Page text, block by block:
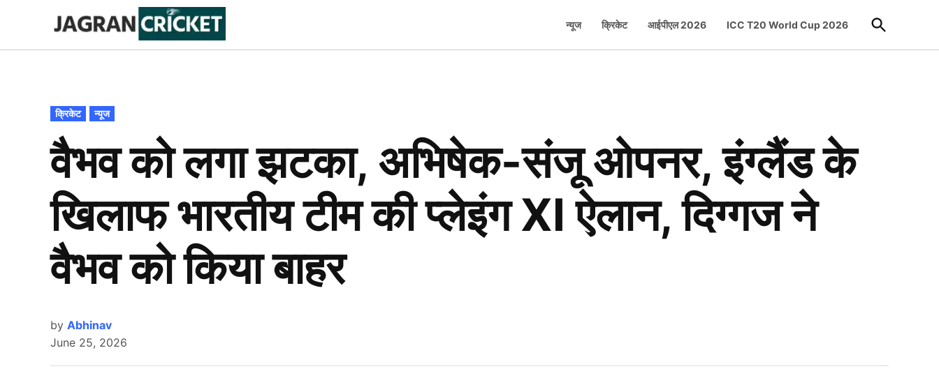
content
Cricket
न्यूज क्रिकेट आईपीएल 2026 ICC T20 World Cup 2026
Open
Search
POSTED
IN
क्रिकेट न्यूज
वैभव को लगा झटका, अभिषेक-संजू ओपनर, इंग्लैंड के
खिलाफ भारतीय टीम की प्लेइंग XI ऐलान, दिग्गज ने
वैभव को किया बाहर
by Abhinav
June 25, 2026